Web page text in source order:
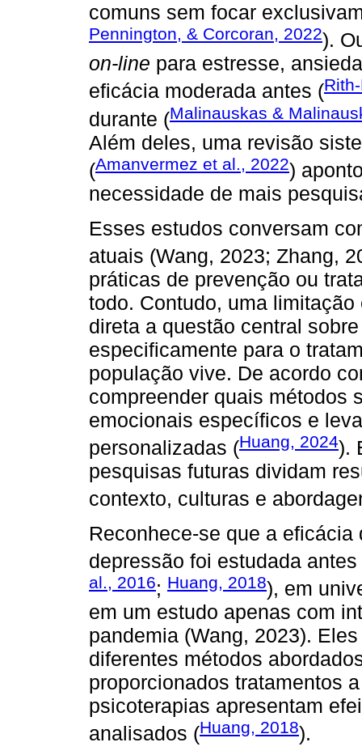
comuns sem focar
Pennington, & Corcoran, 2022).
on-line para estresse,
eficácia moderada antes (
durante (Malinauskas &
Além deles, uma revisão
(Amanvermez et al., 2022)
necessidade de mais
Esses estudos conversam
atuais (Wang, 2023; Zhang,
práticas de prevenção ou
todo. Contudo, uma
direta a questão central
especificamente para o
população vive. De acordo
compreender quais métodos
emocionais específicos e
personalizadas (Huang, 2024).
pesquisas futuras dividam
contexto, culturas e
Reconhece-se que a
depressão foi estudada
al., 2016; Huang, 2018), em
em um estudo apenas com
pandemia (Wang, 2023).
diferentes métodos
proporcionados tratamentos
psicoterapias apresentam
analisados (Huang, 2018).